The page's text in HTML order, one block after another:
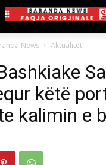
News Aktualitet
këtë
kalimin e